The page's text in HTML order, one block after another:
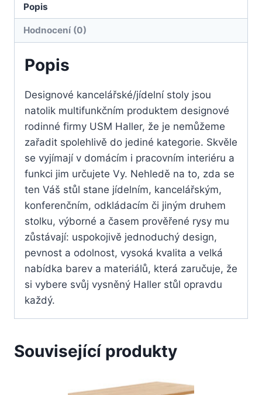
Popis
Hodnocení (0)
Popis
Designové kancelářské/jídelní stoly jsou
natolik multifunkčním produktem designové
rodinné firmy USM Haller, že je nemůžeme
zařadit spolehlivě do jediné kategorie. Skvěle
se vyjímají v domácím i pracovním interiéru a
funkci jim určujete Vy. Nehledě na to, zda se
ten Váš stůl stane jídelním, kancelářským,
konferenčním, odkládacím či jiným druhem
stolku, výborné a časem prověřené rysy mu
zůstávají: uspokojivě jednoduchý design,
pevnost a odolnost, vysoká kvalita a velká
nabídka barev a materiálů, která zaručuje, že
si vybere svůj vysněný Haller stůl opravdu
každý.
Související produkty